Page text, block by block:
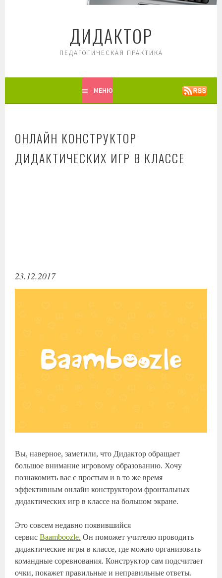
ДИДАКТОР
ПЕДАГОГИЧЕСКАЯ ПРАКТИКА
МЕНЮ
ОНЛАЙН КОНСТРУКТОР
ДИДАКТИЧЕСКИХ ИГР В КЛАССЕ
23.12.2017
Вы, наверное, заметили, что Дидактор обращает
большое внимание игровому образованию. Хочу
познакомить вас с простым и в то же время
эффективным онлайн конструктором фронтальных
дидактических игр в классе на большом экране.
Это совсем недавно появившийся
сервисBaamboozle. Он поможет учителю проводить
дидактические игры в классе, где можно организовать
командные соревнования. Конструктор сам подсчитает
очки, покажет правильные и неправильные ответы.